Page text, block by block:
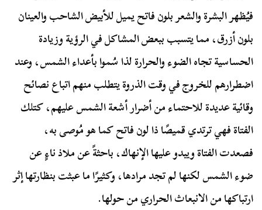
فيُظهر البشرة والشعر بلون فاتح يميل للأبيض الشاحب والعينان
بلون أزرق، مما يتسبب ببعض المشاكل في الرؤية وزيادة
الحساسية تجاه الضوء والحرارة لذا سُموا بأعداء الشمس، وعند
اضطرارهم للخروج في وقت الذروة يتطلب منهم اتباع نصائح
وقائية عديدة للاحتماء من أضرار أشعة الشمس عليهم، كتلك
الفتاة فهي ترتدي قميصًا ذا لون فاتح كما هو مُوصى به،
فصعدت الفتاة ويبدو عليها الإنهاك، باحثةً عن ملاذ ناءٍ عن
ضوء الشمس لكنها لم تجد مرادها، وكثيرًا ما عبثت بنظارتها إثر
ارتباكها من الانبعاث الحراري من حولها.